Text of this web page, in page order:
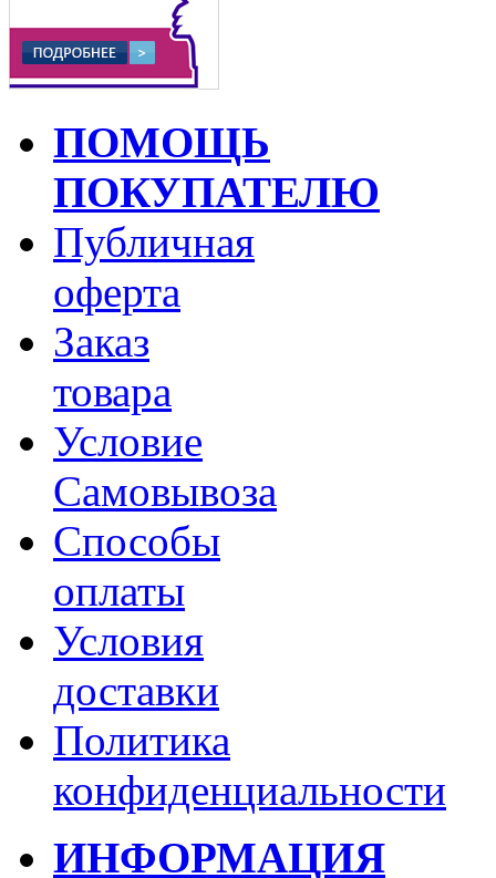
ПОМОЩЬ
ПОКУПАТЕЛЮ
Публичная
оферта
Заказ
товара
Условие
Самовывоза
Способы
оплаты
Условия
доставки
Политика
конфиденциальности
ИНФОРМАЦИЯ